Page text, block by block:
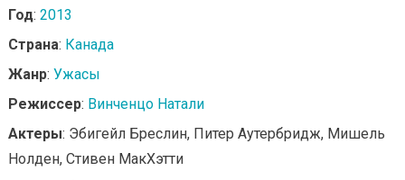
Год: 2013
Страна: Канада
Жанр: Ужасы
Режиссер: Винченцо Натали
Актеры: Эбигейл Бреслин, Питер Аутербридж, Мишель
Нолден, Стивен МакХэтти